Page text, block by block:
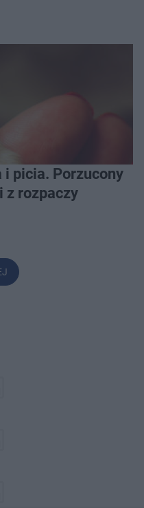
i picia. Porzucony
z rozpaczy